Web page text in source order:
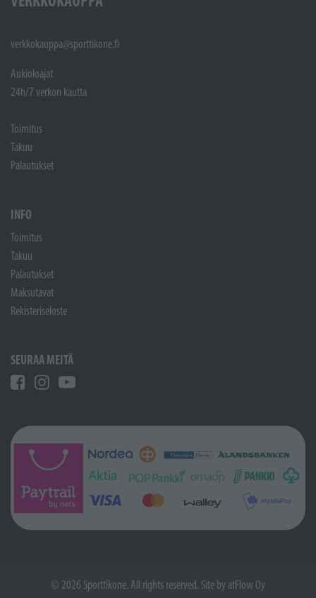
verkkokauppa@sporttikone.fi
Aukioloajat
24h/7 verkon kautta
Toimitus
Takuu
Palautukset
INFO
Toimitus
Takuu
Palautukset
Maksutavat
Rekisteriseloste
SEURAA MEITÄ
© 2026 Sporttikone. All rights reserved. Site by atFlow Oy